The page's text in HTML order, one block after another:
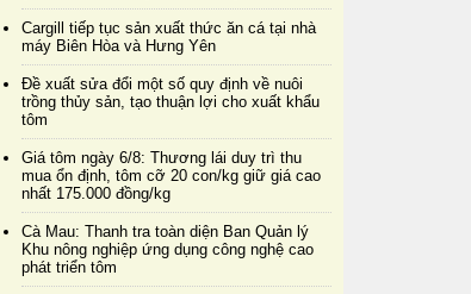
Cargill tiếp tục sản xuất thức ăn cá tại nhà
máy Biên Hòa và Hưng Yên
Đề xuất sửa đổi một số quy định về nuôi
trồng thủy sản, tạo thuận lợi cho xuất khẩu
tôm
Giá tôm ngày 6/8: Thương lái duy trì thu
mua ổn định, tôm cỡ 20 con/kg giữ giá cao
nhất 175.000 đồng/kg
Cà Mau: Thanh tra toàn diện Ban Quản lý
Khu nông nghiệp ứng dụng công nghệ cao
phát triển tôm